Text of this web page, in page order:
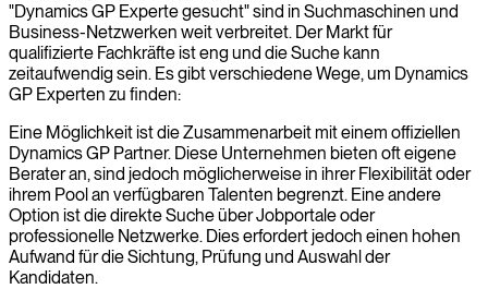
"Dynamics GP Experte gesucht" sind in Suchmaschinen und
Business-Netzwerken weit verbreitet. Der Markt für
qualifizierte Fachkräfte ist eng und die Suche kann
zeitaufwendig sein. Es gibt verschiedene Wege, um Dynamics
GP Experten zu finden:
Eine Möglichkeit ist die Zusammenarbeit mit einem offiziellen
Dynamics GP Partner. Diese Unternehmen bieten oft eigene
Berater an, sind jedoch möglicherweise in ihrer Flexibilität oder
ihrem Pool an verfügbaren Talenten begrenzt. Eine andere
Option ist die direkte Suche über Jobportale oder
professionelle Netzwerke. Dies erfordert jedoch einen hohen
Aufwand für die Sichtung, Prüfung und Auswahl der
Kandidaten.